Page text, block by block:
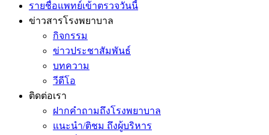
รายชื่อแพทย์เข้าตรวจวันนี้
ข่าวสารโรงพยาบาล
กิจกรรม
ข่าวประชาสัมพันธ์
บทความ
วีดีโอ
ติดต่อเรา
ฝากคำถามถึงโรงพยาบาล
แนะนำ/ติชม ถึงผู้บริหาร